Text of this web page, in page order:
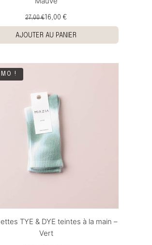
27,00 €16,00 €
AJOUTER AU PANIER
!
TYE & DYE teintes à la main –
Vert